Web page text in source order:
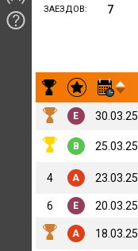
ЗАЕЗДОВ 7
Результаты заездов Serj XJlbl30B
E 30.03.25
B 25.03.25
4 A 23.03.25
6 E 20.03.25
A 18.03.25